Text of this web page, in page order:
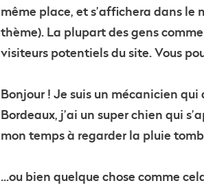
même place, et s’affichera dans
thème). La plupart des gens
visiteurs potentiels du site. Vous
Bonjour ! Je suis un mécanicien
Bordeaux, j’ai un super chien qui
mon temps à regarder la pluie
...ou bien quelque chose comme